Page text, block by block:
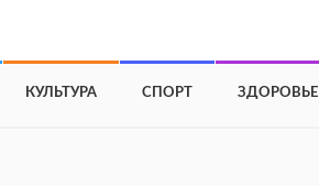
КУЛЬТУРА СПОРТ ЗДОРОВЬЕ